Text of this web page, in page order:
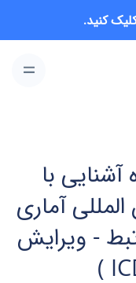
کنید.
با
آماری
- ویرایش